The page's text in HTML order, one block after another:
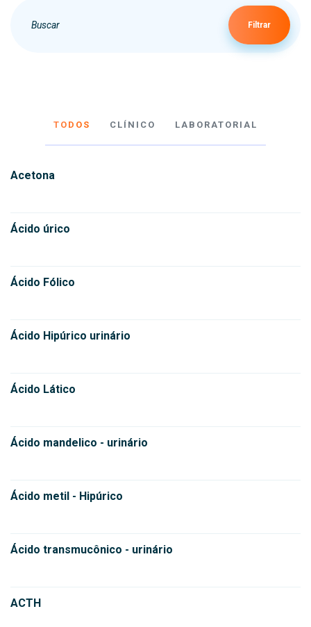
Filtrar
TODOS CLÍNICO LABORATORIAL
Acetona
Ácido úrico
Ácido Fólico
Ácido Hipúrico urinário
Ácido Lático
Ácido mandelico - urinário
Ácido metil - Hipúrico
Ácido transmucônico - urinário
ACTH